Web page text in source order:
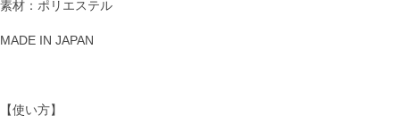
素材：ポリエステル
MADE IN JAPAN
【使い方】